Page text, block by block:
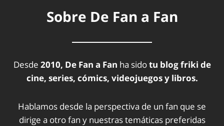
Sobre De Fan a Fan
Desde 2010, De Fan a Fan ha sidotu blog friki de
cine, series, cómics, videojuegos y libros.
Hablamos desde la perspectiva de un fan que se
dirige a otro fan y nuestras temáticas preferidas